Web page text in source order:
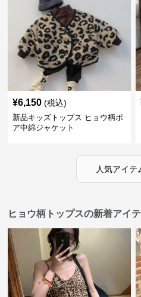
¥6,150 (税込)
新品キッズトップス ヒョウ柄ボ
ア中綿ジャケット
人気アイテ
ヒョウ柄トップスの新着アイ